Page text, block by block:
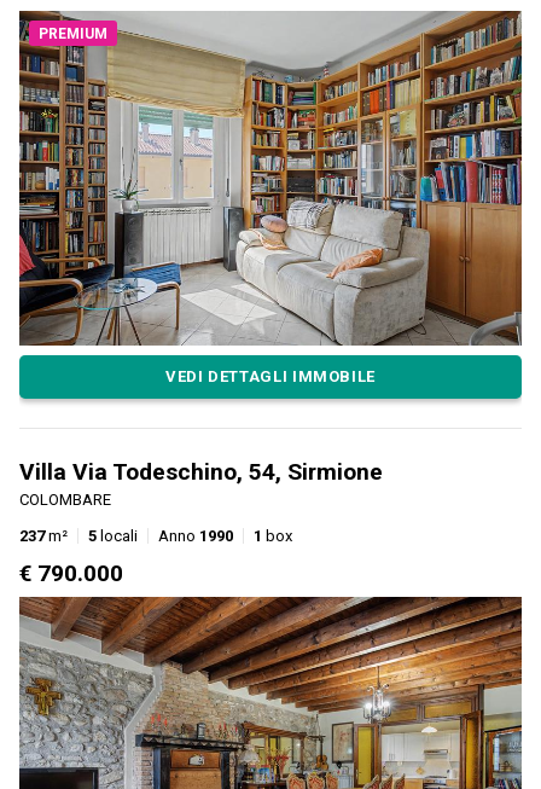
PREMIUM
VEDI DETTAGLI IMMOBILE
Villa Via Todeschino, 54, Sirmione
COLOMBARE
237m² 5 locali Anno 1990 1 box
€ 790.000